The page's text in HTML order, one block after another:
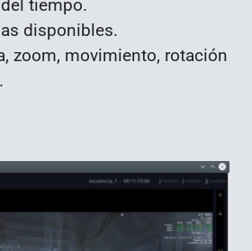
tiempo.
disponibles.
zoom, movimiento, rotación